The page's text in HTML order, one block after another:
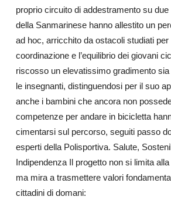
proprio circuito di addestramento su
della Sanmarinese hanno allestito un
ad hoc, arricchito da ostacoli studiati
coordinazione e l’equilibrio dei giovani
riscosso un elevatissimo gradimento
le insegnanti, distinguendosi per il suo
anche i bambini che ancora non
competenze per andare in bicicletta
cimentarsi sul percorso, seguiti passo
esperti della Polisportiva. Salute,
Indipendenza Il progetto non si limita
ma mira a trasmettere valori
cittadini di domani: